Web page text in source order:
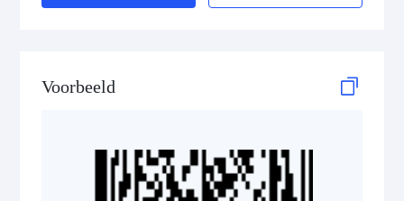
GS1 DataBar Stacked Omnidirectional
GS1 DataBar Truncated
Voorbeeld